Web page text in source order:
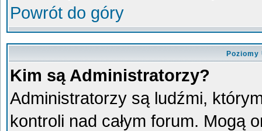
Powrót do góry
Kim są Administratorzy?
Administratorzy są ludźmi,
kontroli nad całym forum. Mogą